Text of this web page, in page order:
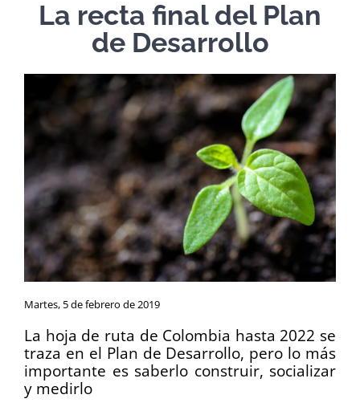
La recta final del Plan
de Desarrollo
Martes, 5 de febrero de 2019
La hoja de ruta de Colombia hasta 2022 se
traza en el Plan de Desarrollo, pero lo más
importante es saberlo construir, socializar
y medirlo